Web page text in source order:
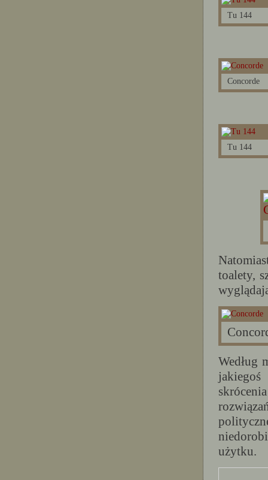
Tu 144
Concorde
Tu 144
toalety,
Według
użytku.